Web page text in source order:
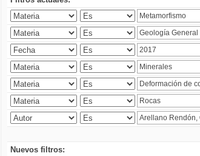
Nuevos filtros: